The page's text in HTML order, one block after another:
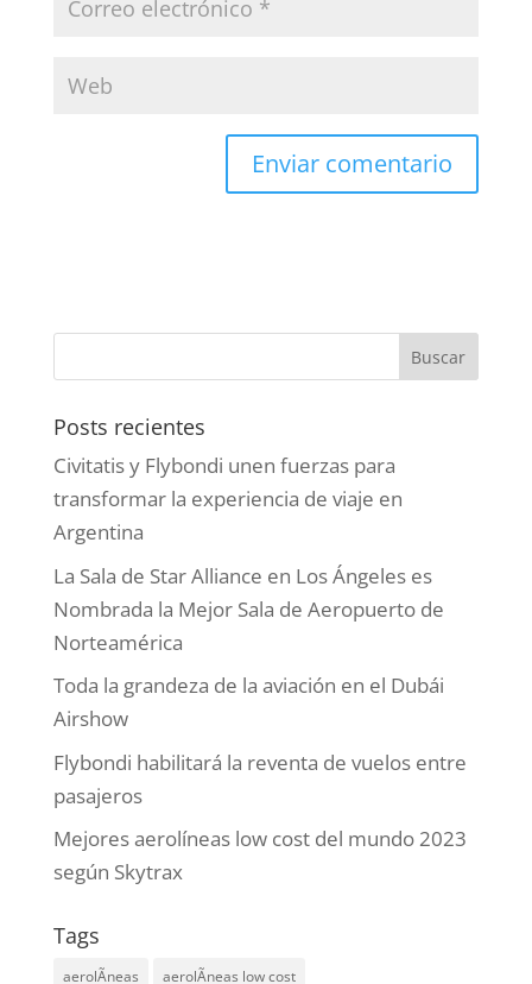
Posts recientes
Civitatis y Flybondi unen fuerzas para
transformar la experiencia de viaje en
Argentina
La Sala de Star Alliance en Los Ángeles es
Nombrada la Mejor Sala de Aeropuerto de
Norteamérica
Toda la grandeza de la aviación en el Dubái
Airshow
Flybondi habilitará la reventa de vuelos entre
pasajeros
Mejores aerolíneas low cost del mundo 2023
según Skytrax
Tags
aerolÃ­neas aerolÃ­neas low cost